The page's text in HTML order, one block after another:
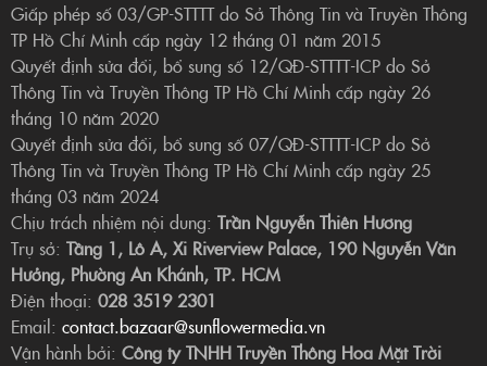
Giấp phép số 03/GP-STTTT do Sở Thông Tin và Truyền Thông
TP Hồ Chí Minh cấp ngày 12 tháng 01 năm 2015
Quyết định sửa đổi, bổ sung số 12/QĐ-STTTT-ICP do Sở
Thông Tin và Truyền Thông TP Hồ Chí Minh cấp ngày 26
tháng 10 năm 2020
Quyết định sửa đổi, bổ sung số 07/QĐ-STTTT-ICP do Sở
Thông Tin và Truyền Thông TP Hồ Chí Minh cấp ngày 25
tháng 03 năm 2024
Chịu trách nhiệm nội dung: Trần Nguyễn Thiên Hương
Trụ sở: Tầng 1, Lô A, Xi Riverview Palace, 190 Nguyễn Văn
Hưởng, Phường An Khánh, TP. HCM
Điện thoại: 028 3519 2301
Email: contact.bazaar@sunflowermedia.vn
Vận hành bởi: Công ty TNHH Truyền Thông Hoa Mặt Trời